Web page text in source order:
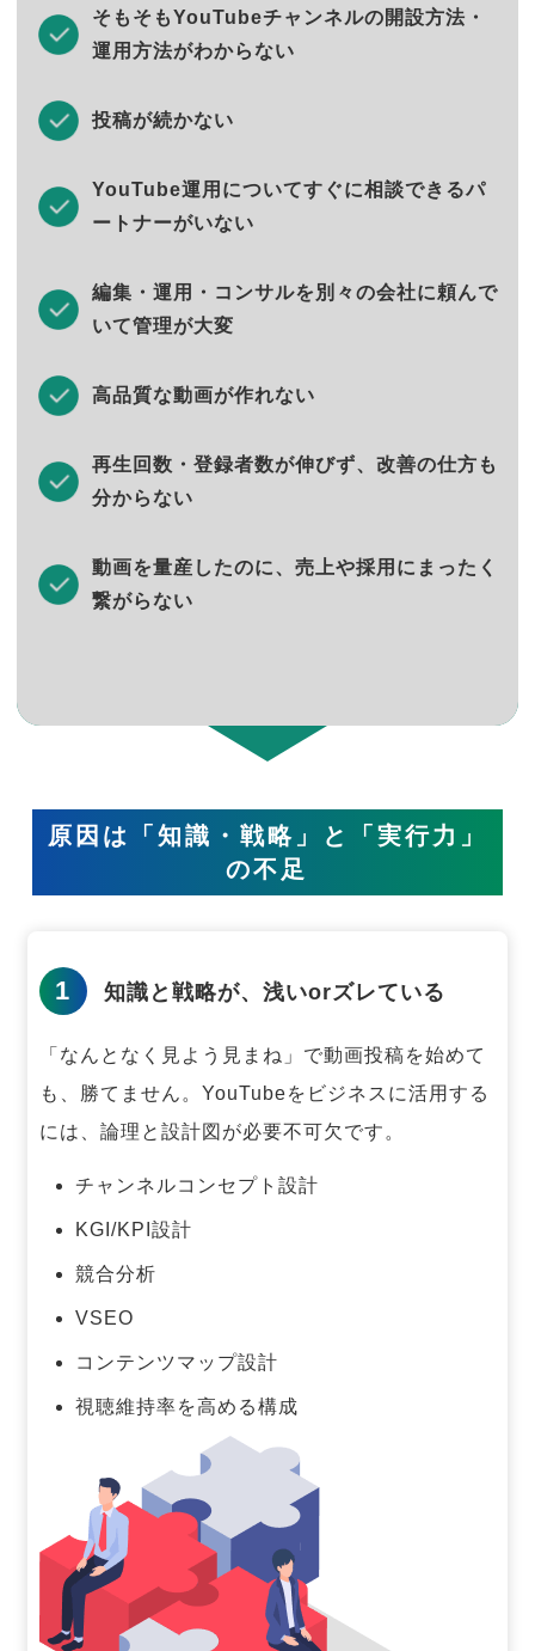
そもそもYouTubeチャンネルの開設方法・
運用方法がわからない
投稿が続かない
YouTube運用についてすぐに相談できるパ
ートナーがいない
編集・運用・コンサルを別々の会社に頼んで
いて管理が大変
高品質な動画が作れない
再生回数・登録者数が伸びず、改善の仕方も
分からない
動画を量産したのに、売上や採用にまったく
繋がらない
原因は「知識・戦略」と「実行力」
の不足
1 知識と戦略が、浅いorズレている
「なんとなく見よう見まね」で動画投稿を始めて
も、勝てません。 YouTubeをビジネスに活用する
には、論理と設計図が必要不可欠です。
チャンネルコンセプト設計
KGI/KPI設計
競合分析
VSEO
コンテンツマップ設計
視聴維持率を高める構成